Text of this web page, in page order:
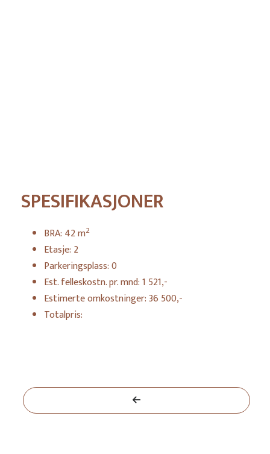
SPESIFIKASJONER
BRA: 42m2
Etasje: 2
Parkeringsplass:0
Est. felleskostn. pr. mnd:1 521,-
Estimerte omkostninger:36 500,-
Totalpris: